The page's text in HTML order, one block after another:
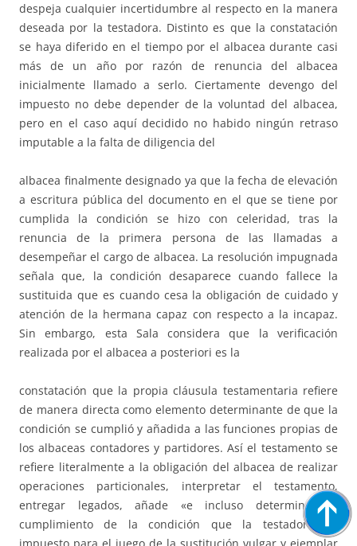
despeja cualquier incertidumbre al respecto en la manera
deseada por la testadora. Distinto es que la constatación
se haya diferido en el tiempo por el albacea durante casi
más de un año por razón de renuncia del albacea
inicialmente llamado a serlo. Ciertamente devengo del
impuesto no debe depender de la voluntad del albacea,
pero en el caso aquí decidido no habido ningún retraso
imputable a la falta de diligencia del
albacea finalmente designado ya que la fecha de elevación
a escritura pública del documento en el que se tiene por
cumplida la condición se hizo con celeridad, tras la
renuncia de la primera persona de las llamadas a
desempeñar el cargo de albacea. La resolución impugnada
señala que, la condición desaparece cuando fallece la
sustituida que es cuando cesa la obligación de cuidado y
atención de la hermana capaz con respecto a la incapaz.
Sin embargo, esta Sala considera que la verificación
realizada por el albacea a posteriori es la
constatación que la propia cláusula testamentaria refiere
de manera directa como elemento determinante de que la
condición se cumplió y añadida a las funciones propias de
los albaceas contadores y partidores. Así el testamento se
refiere literalmente a la obligación del albacea de realizar
operaciones particionales, interpretar el testamento,
entregar legados, añade «e incluso determinar el
cumplimiento de la condición que la testadora ha